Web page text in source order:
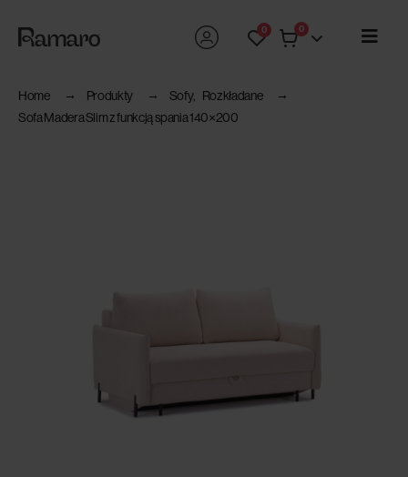
0 0
Home Produkty Sofy,
Rozkładane
Sofa Madera Slim z funkcją spania 140×200